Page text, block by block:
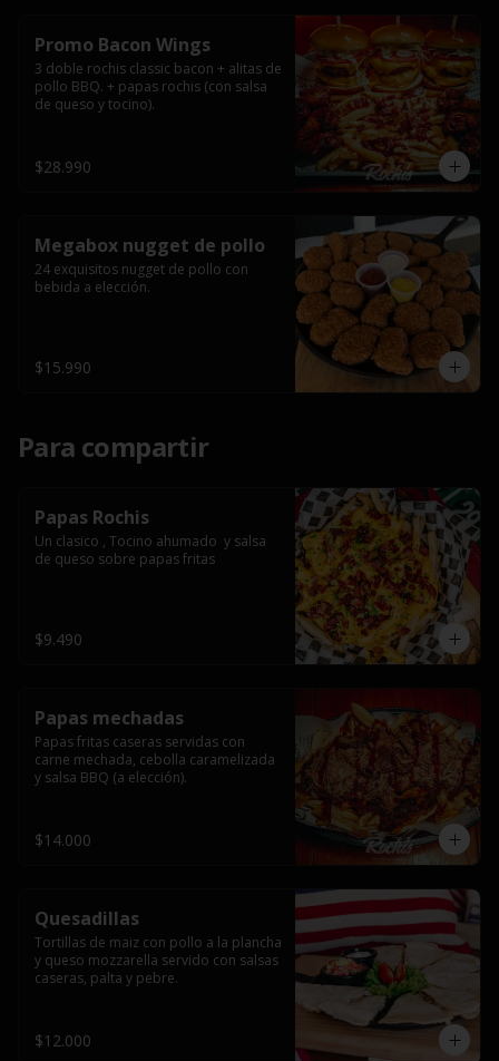
Promo Bacon Wings
3 doble rochis classic bacon + alitas de
pollo BBQ. + papas rochis (con salsa
de queso y tocino).
$28.990
Megabox nugget de pollo
24 exquisitos nugget de pollo con
bebida a elección.
$15.990
Para compartir
Papas Rochis
Un clasico , Tocino ahumado  y salsa
de queso sobre papas fritas
$9.490
Papas mechadas
Papas fritas caseras servidas con
carne mechada, cebolla caramelizada
y salsa BBQ (a elección).
$14.000
Quesadillas
Tortillas de maiz con pollo a la plancha
y queso mozzarella servido con salsas
caseras, palta y pebre.
$12.000